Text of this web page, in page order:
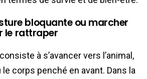
bloquante ou marcher
le rattraper
à s’avancer vers l’animal,
corps penché en avant. Dans la